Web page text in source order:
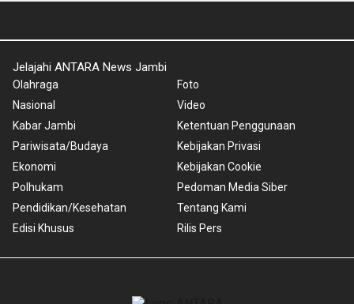
Jelajahi ANTARA News Jambi
Olahraga
Nasional
Kabar Jambi
Pariwisata/Budaya
Ekonomi
Polhukam
Pendidikan/Kesehatan
Edisi Khusus
Foto
Video
Ketentuan Penggunaan
Kebijakan Privasi
Kebijakan Cookie
Pedoman Media Siber
Tentang Kami
Rilis Pers